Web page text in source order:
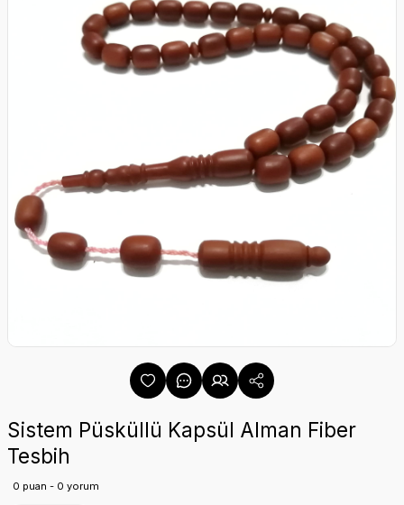
Sistem Püsküllü Kapsül Alman Fiber
Tesbih
0 puan - 0 yorum